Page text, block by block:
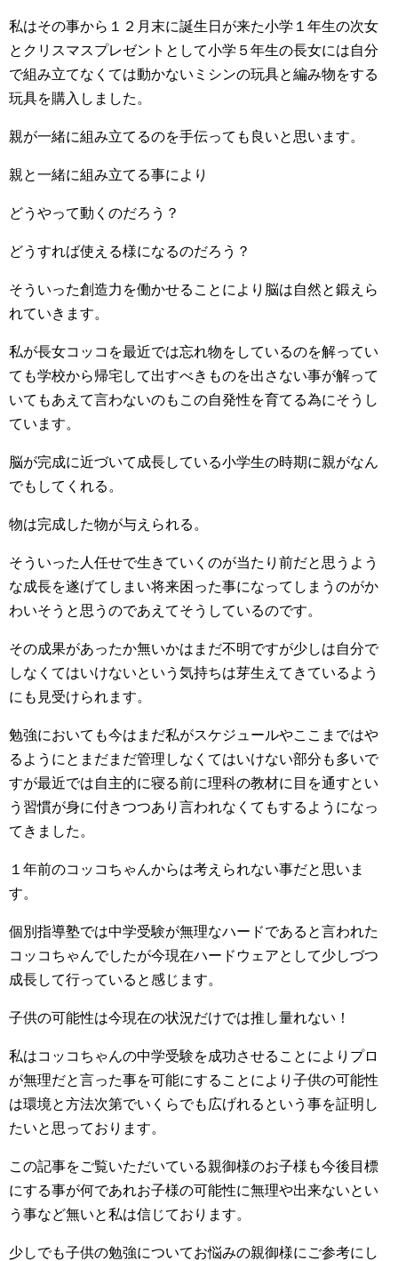
私はその事から１２月末に誕生日が来た小学１年生の次女
とクリスマスプレゼントとして小学５年生の長女には自分
で組み立てなくては動かないミシンの玩具と編み物をする
玩具を購入しました。
親が一緒に組み立てるのを手伝っても良いと思います。
親と一緒に組み立てる事により
どうやって動くのだろう？
どうすれば使える様になるのだろう？
そういった創造力を働かせることにより脳は自然と鍛えら
れていきます。
私が長女コッコを最近では忘れ物をしているのを解ってい
ても学校から帰宅して出すべきものを出さない事が解って
いてもあえて言わないのもこの自発性を育てる為にそうし
ています。
脳が完成に近づいて成長している小学生の時期に親がなん
でもしてくれる。
物は完成した物が与えられる。
そういった人任せで生きていくのが当たり前だと思うよう
な成長を遂げてしまい将来困った事になってしまうのがか
わいそうと思うのであえてそうしているのです。
その成果があったか無いかはまだ不明ですが少しは自分で
しなくてはいけないという気持ちは芽生えてきているよう
にも見受けられます。
勉強においても今はまだ私がスケジュールやここまではや
るようにとまだまだ管理しなくてはいけない部分も多いで
すが最近では自主的に寝る前に理科の教材に目を通すとい
う習慣が身に付きつつあり言われなくてもするようになっ
てきました。
１年前のコッコちゃんからは考えられない事だと思いま
す。
個別指導塾では中学受験が無理なハードであると言われた
コッコちゃんでしたが今現在ハードウェアとして少しづつ
成長して行っていると感じます。
子供の可能性は今現在の状況だけでは推し量れない！
私はコッコちゃんの中学受験を成功させることによりプロ
が無理だと言った事を可能にすることにより子供の可能性
は環境と方法次第でいくらでも広げれるという事を証明し
たいと思っております。
この記事をご覧いただいている親御様のお子様も今後目標
にする事が何であれお子様の可能性に無理や出来ないとい
う事など無いと私は信じております。
少しでも子供の勉強についてお悩みの親御様にご参考にし